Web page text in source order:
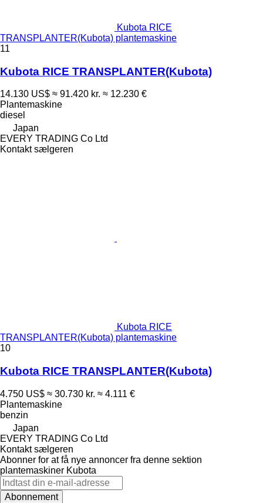
Kubota RICE
TRANSPLANTER(Kubota) plantemaskine
11
Kubota RICE TRANSPLANTER(Kubota)
14.130 US$ ≈ 91.420 kr. ≈ 12.230 €
Plantemaskine
diesel
Japan
EVERY TRADING Co Ltd
Kontakt sælgeren
Kubota RICE
TRANSPLANTER(Kubota) plantemaskine
10
Kubota RICE TRANSPLANTER(Kubota)
4.750 US$ ≈ 30.730 kr. ≈ 4.111 €
Plantemaskine
benzin
Japan
EVERY TRADING Co Ltd
Kontakt sælgeren
Abonner for at få nye annoncer fra denne sektion
plantemaskiner Kubota
Abonnement